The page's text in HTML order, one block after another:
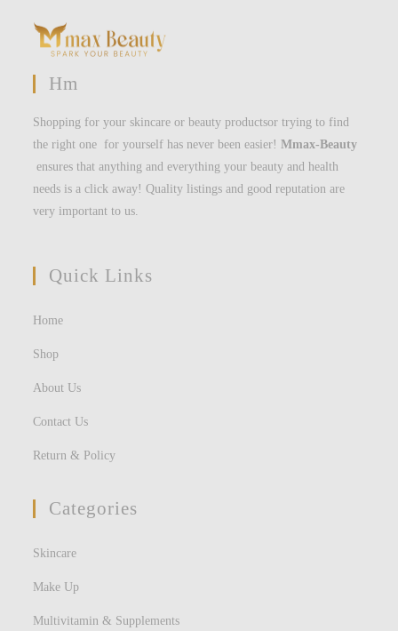
Hm
Shopping for your skincare or beauty productsor trying to find
the right one for yourself has never been easier!Mmax-Beauty
ensures that anything and everything your beauty and health
needs is a click away! Quality listings and good reputation are
very important to us.
Quick Links
Home
Shop
About Us
Contact Us
Return & Policy
Categories
Skincare
Make Up
Multivitamin & Supplements